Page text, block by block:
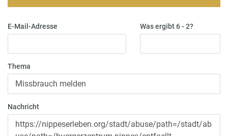
E-Mail-Adresse Was ergibt 6 - 2?
Thema
Nachricht